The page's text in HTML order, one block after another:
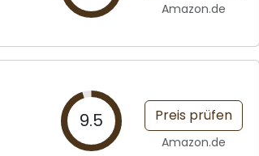
Amazon.de
9.5 Preis prüfen
Amazon.de